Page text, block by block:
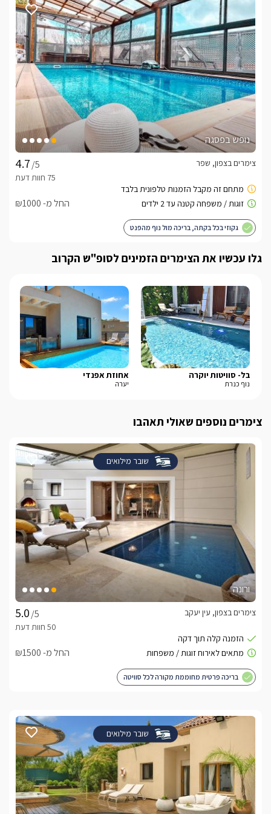
לצפייה באטרקציות ומסעדות בקרבת אלין-סוויטת
יוקרה לזוגות בלבד - לחצו כאן
נופש בפסגה
/5
צימרים בצפון, שפר
החל מ- ₪1000
גקוזי בכל בקתה, בריכה מול נוף מהפנט
גלו עכשיו את הצימרים הזמינים לסופ"ש הקרוב
בל- סוויטות יוקרה
נוף כנרת
אחוזת אפנדי
יערה
צימרים נוספים שאולי תאהבו
שובר מילואים
ורונה
/5
צימרים בצפון, עין יעקב
החל מ- ₪1500
בריכה פרטית מחוממת מקורה לכל סוויטה
שובר מילואים